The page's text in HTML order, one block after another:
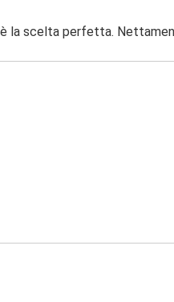
è la scelta perfetta.